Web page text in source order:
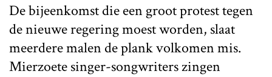
De bijeenkomst die een groot protest tegen
de nieuwe regering moest worden, slaat
meerdere malen de plank volkomen mis.
Mierzoete singer-songwriters zingen